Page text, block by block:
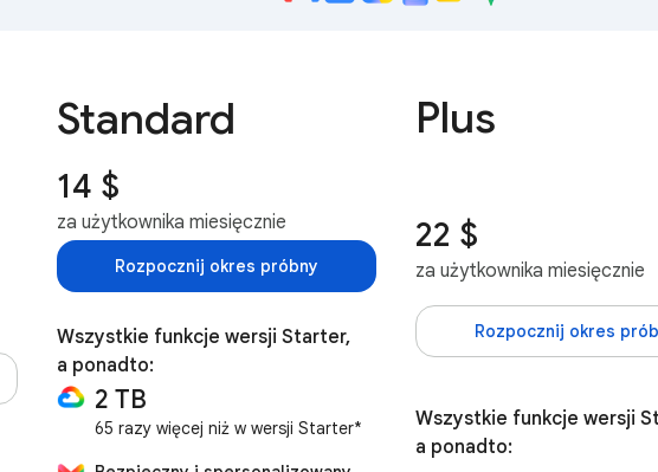
Standard
14 $
za użytkownika miesięcznie
Rozpocznij okres próbny
Wszystkie funkcje wersji Starter,
a ponadto:
2 TB
65 razy więcej niż w wersji Starter*
Plus
22 $
za użytkownika miesięcznie
Rozpocznij okres
Wszystkie funkcje wersji
a ponadto: